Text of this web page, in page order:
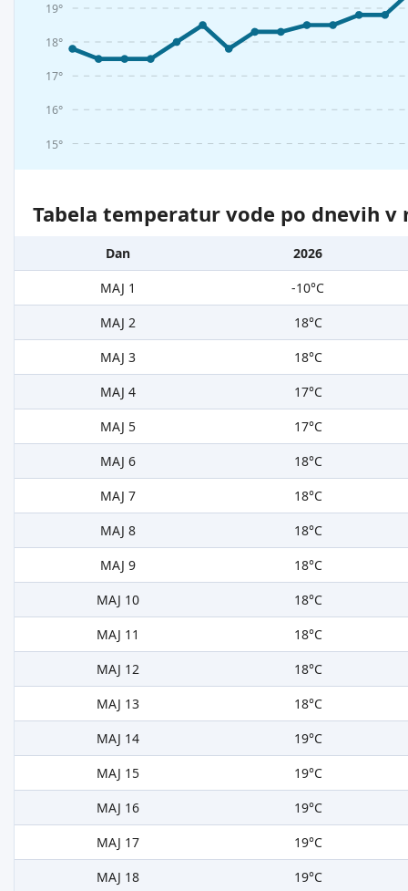
15°
16°
17°
18°
19°
Tabela temperatur vode po dnevih v
Dan
2026
MAJ 1
-10°C
MAJ 2
18°C
MAJ 3
18°C
MAJ 4
17°C
MAJ 5
17°C
MAJ 6
18°C
MAJ 7
18°C
MAJ 8
18°C
MAJ 9
18°C
MAJ 10
18°C
MAJ 11
18°C
MAJ 12
18°C
MAJ 13
18°C
MAJ 14
19°C
MAJ 15
19°C
MAJ 16
19°C
MAJ 17
19°C
MAJ 18
19°C